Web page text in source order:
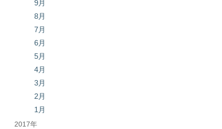
9月
8月
7月
6月
5月
4月
3月
2月
1月
2017年